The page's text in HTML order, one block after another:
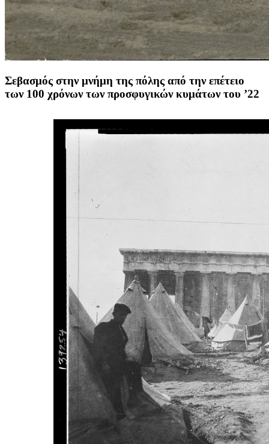
Σεβασμός στην μνήμη της πόλης από την επέτειο
των 100 χρόνων των προσφυγικών κυμάτων του ’22